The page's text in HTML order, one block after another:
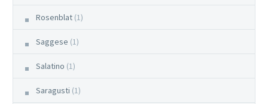
Rosenblat (1)
Saggese (1)
Salatino (1)
Saragusti (1)